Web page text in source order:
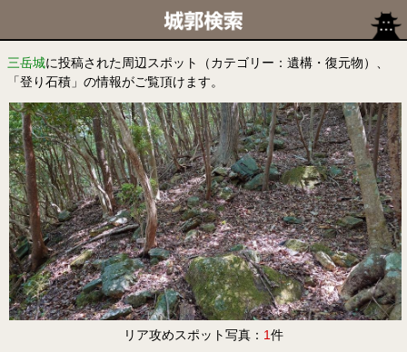
三岳城に投稿された周辺スポット（カテゴリー：遺構・復元物）、
「登り石積」の情報がご覧頂けます。
リア攻めスポット写真： 1件